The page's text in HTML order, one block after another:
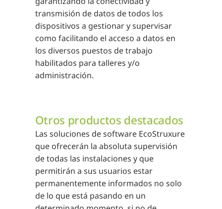
transmisión de datos de todos los
dispositivos a gestionar y supervisar
como facilitando el acceso a datos en
los diversos puestos de trabajo
habilitados para talleres y/o
administración.
Otros productos destacados
Las soluciones de software EcoStruxure
que ofrecerán la absoluta supervisión
de todas las instalaciones y que
permitirán a sus usuarios estar
permanentemente informados no solo
de lo que está pasando en un